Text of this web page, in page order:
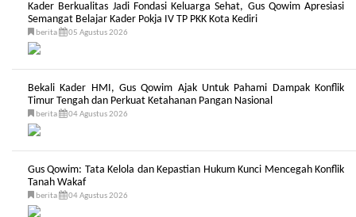
Kader Berkualitas Jadi Fondasi Keluarga Sehat, Gus Qowim Apresiasi
Semangat Belajar Kader Pokja IV TP PKK Kota Kediri
berita 05 Agustus 2026
Bekali Kader HMI, Gus Qowim Ajak Untuk Pahami Dampak Konflik
Timur Tengah dan Perkuat Ketahanan Pangan Nasional
berita 04 Agustus 2026
Gus Qowim: Tata Kelola dan Kepastian Hukum Kunci Mencegah Konflik
Tanah Wakaf
berita 04 Agustus 2026